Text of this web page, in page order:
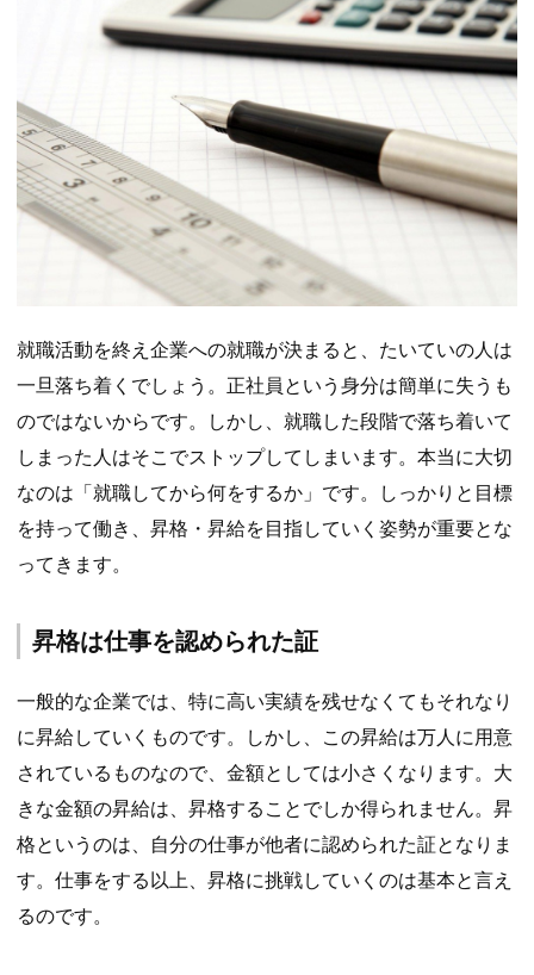
就職活動を終え企業への就職が決まると、たいていの人は
一旦落ち着くでしょう。正社員という身分は簡単に失うも
のではないからです。しかし、就職した段階で落ち着いて
しまった人はそこでストップしてしまいます。本当に大切
なのは「就職してから何をするか」です。しっかりと目標
を持って働き、昇格・昇給を目指していく姿勢が重要とな
ってきます。
昇格は仕事を認められた証
一般的な企業では、特に高い実績を残せなくてもそれなり
に昇給していくものです。しかし、この昇給は万人に用意
されているものなので、金額としては小さくなります。大
きな金額の昇給は、昇格することでしか得られません。昇
格というのは、自分の仕事が他者に認められた証となりま
す。仕事をする以上、昇格に挑戦していくのは基本と言え
るのです。